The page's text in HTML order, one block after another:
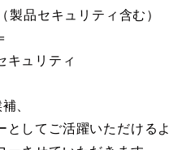
製品セキュリティ含む）
キュリティ
、
としてご活躍いただけるよ